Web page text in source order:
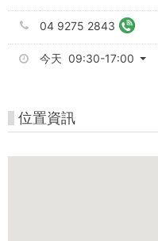
中
台
好
玩
04 9275 2843
今天 09:30-17:00
位置資訊